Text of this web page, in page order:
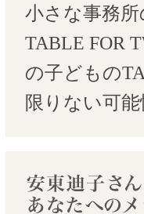
小さな事務
TABLE FOR
の子どもの
限りない可